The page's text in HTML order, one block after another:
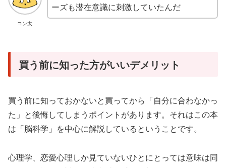
コン太
ーズも潜在意識に刺激していたんだ
買う前に知った方がいいデメリット
買う前に知っておかないと買ってから「自分に合わなかっ
た」と後悔してしまうポイントがあります。それはこの本
は「脳科学」を中心に解説しているということです。
心理学、恋愛心理しか見ていないひとにとっては意味は同